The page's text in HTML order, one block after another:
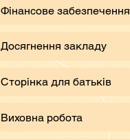
Фінансове забезпечення
Досягнення закладу
Сторінка для батьків
Виховна робота